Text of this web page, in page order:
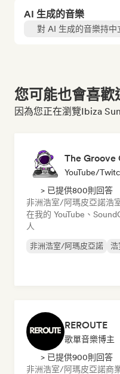
AI 生成的音樂
對 AI 生成的音樂持中
您可能也會喜
因為您正在瀏覽Ibiza
The Groove
YouTube/
> 已提供800則回答
非洲浩室/阿瑪皮亞諾浩
在我的 YouTube、
人
非洲浩室/阿瑪皮亞諾 浩
REROUTE
歌單音樂博主
> 已提供900則回答
非洲浩室/阿瑪皮亞諾商